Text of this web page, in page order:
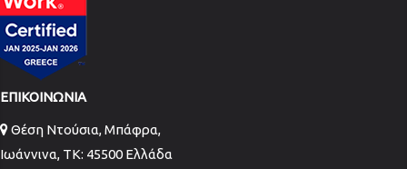
ΕΠΙΚΟΙΝΩΝΙΑ
Θέση Ντούσια, Μπάφρα,
Ιωάννινα, TK: 45500 Ελλάδα